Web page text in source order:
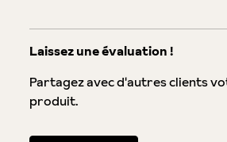
Laissez une évaluation !
Partagez avec d'autres clients
produit.